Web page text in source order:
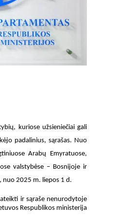
kuriose užsieniečiai gali
padalinius, sąrašas. Nuo
Arabų Emyratuose,
valstybėse – Bosnijoje ir
nuo 2025 m. liepos 1 d.
ir sąraše nenurodytoje
Respublikos ministerija